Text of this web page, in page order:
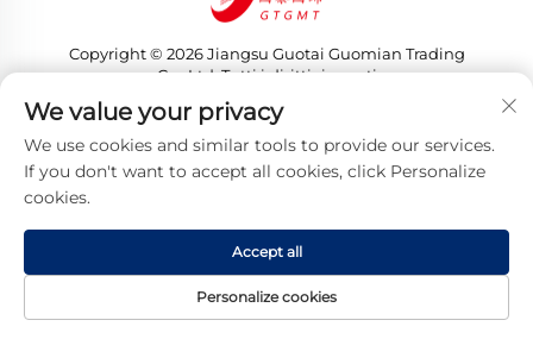
Copyright © 2026 Jiangsu Guotai Guomian Trading
Co., Ltd. Tutti i diritti riservati
Informativa sulla privacy
HOMEPAGE PRODOTTI EMAIL TEL
We value your privacy
We use cookies and similar tools to provide our services.
If you don't want to accept all cookies, click Personalize
cookies.
Personalize cookies
Accept all